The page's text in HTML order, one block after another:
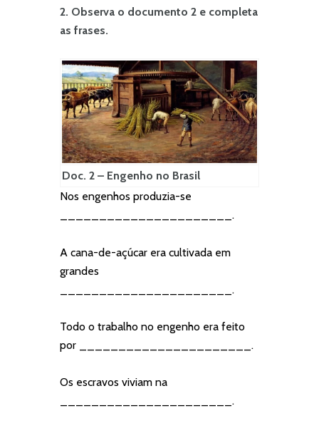
2. Observa o documento 2 e completa
as frases.
Doc. 2 – Engenho no Brasil
Nos engenhos produzia-se
______________________.
A cana-de-açúcar era cultivada em
grandes
______________________.
Todo o trabalho no engenho era feito
por ______________________.
Os escravos viviam na
______________________.